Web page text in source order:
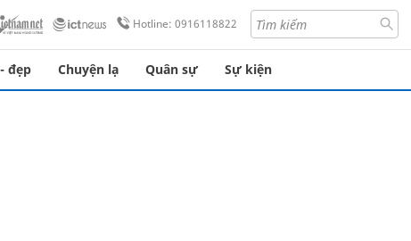
Hotline: 0916118822
đẹp Chuyện lạ Quân sự Sự kiện